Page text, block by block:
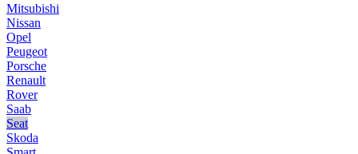
Mitsubishi
Nissan
Opel
Peugeot
Porsche
Renault
Rover
Saab
Seat
Skoda